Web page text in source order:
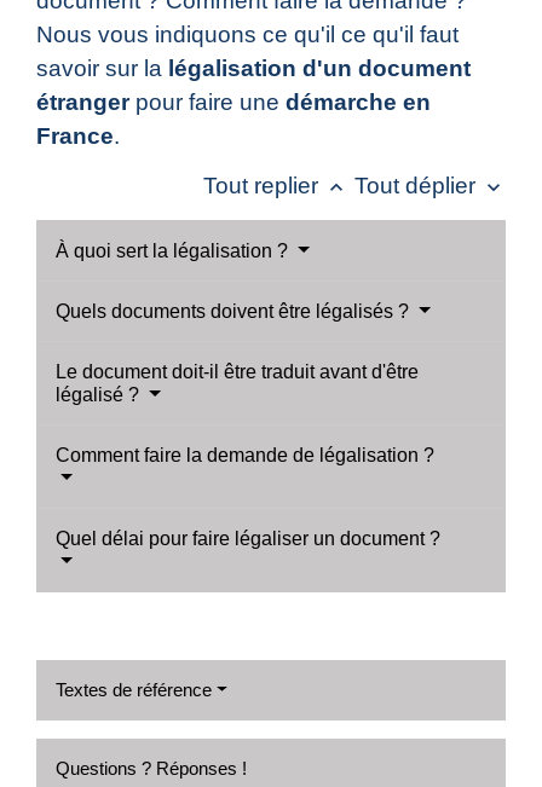
Nous vous indiquons ce qu'il ce qu'il faut
savoir sur la légalisation d'un document
étrangerpour faire une démarche en
France.
Tout replier keyboard_arrow_up Tout déplier keyboard_arrow_down
À quoi sert la légalisation ?
Quels documents doivent être légalisés ?
Le document doit-il être traduit avant d'être
légalisé ?
Comment faire la demande de légalisation ?
Quel délai pour faire légaliser un document ?
Textes de référence
Questions ? Réponses !